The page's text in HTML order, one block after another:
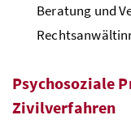
Beratung und
Psychosoziale
Zivilverfahren